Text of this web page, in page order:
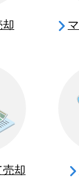
却
売却